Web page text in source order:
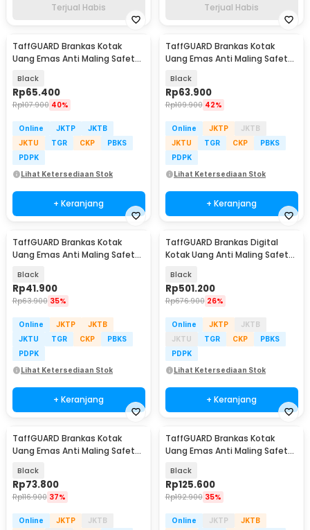
Terjual Habis Terjual Habis
TaffGUARD Brankas Kotak
Uang Emas Anti Maling Safety
Black
Rp65.400
Rp107.900 40%
Online JKTP
JKTB
JKTU
TGR CKP
PBKS
PDPK
Lihat Ketersediaan Stok
+ Keranjang
TaffGUARD Brankas Kotak
Uang Emas Anti Maling Safety
Black
Rp63.900
Rp109.900 42%
Online JKTP
JKTB
JKTU
TGR CKP
PBKS
PDPK
Lihat Ketersediaan Stok
+ Keranjang
TaffGUARD Brankas Kotak
Uang Emas Anti Maling Safety
Black
Rp41.900
Rp63.900 35%
Online JKTP
JKTB
JKTU
TGR CKP
PBKS
PDPK
Lihat Ketersediaan Stok
+ Keranjang
TaffGUARD Brankas Digital
Kotak Uang Anti Maling Safety
Black
Rp501.200
Rp676.900 26%
Online JKTP
JKTB
JKTU
TGR CKP
PBKS
PDPK
Lihat Ketersediaan Stok
+ Keranjang
TaffGUARD Brankas Kotak
Uang Emas Anti Maling Safety
Black
Rp73.800
Rp116.900 37%
Online JKTP
JKTB
TaffGUARD Brankas Kotak
Uang Emas Anti Maling Safety
Black
Rp125.600
Rp192.900 35%
Online JKTP
JKTB